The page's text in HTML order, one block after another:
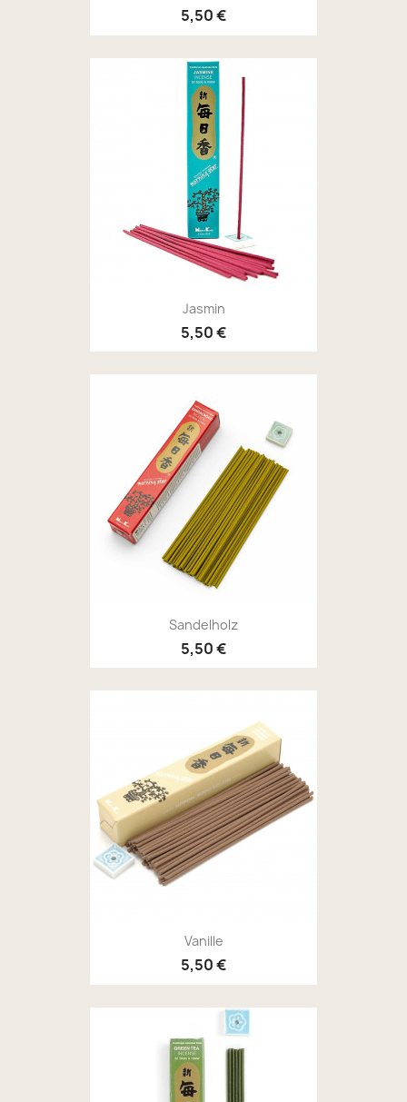
5,50 €
Jasmin
5,50 €
Sandelholz
5,50 €
Vanille
5,50 €